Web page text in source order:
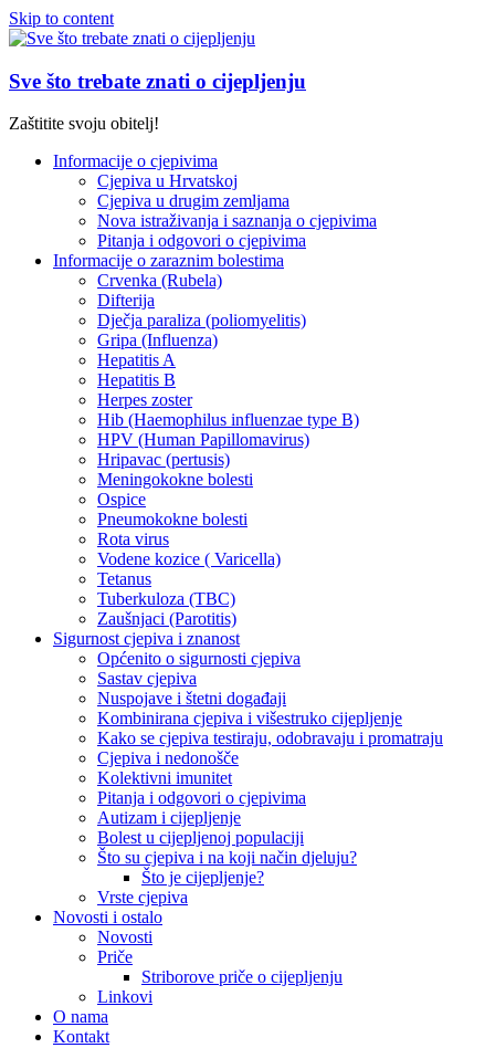
Skip to content
Sve što trebate znati o cijepljenju
Zaštitite svoju obitelj!
Informacije o cjepivima
Cjepiva u Hrvatskoj
Cjepiva u drugim zemljama
Nova istraživanja i saznanja o cjepivima
Pitanja i odgovori o cjepivima
Informacije o zaraznim bolestima
Crvenka (Rubela)
Difterija
Dječja paraliza (poliomyelitis)
Gripa (Influenza)
Hepatitis A
Hepatitis B
Herpes zoster
Hib (Haemophilus influenzae type B)
HPV (Human Papillomavirus)
Hripavac (pertusis)
Meningokokne bolesti
Ospice
Pneumokokne bolesti
Rota virus
Vodene kozice ( Varicella)
Tetanus
Tuberkuloza (TBC)
Zaušnjaci (Parotitis)
Sigurnost cjepiva i znanost
Općenito o sigurnosti cjepiva
Sastav cjepiva
Nuspojave i štetni događaji
Kombinirana cjepiva i višestruko cijepljenje
Kako se cjepiva testiraju, odobravaju i promatraju
Cjepiva i nedonošče
Kolektivni imunitet
Pitanja i odgovori o cjepivima
Autizam i cijepljenje
Bolest u cijepljenoj populaciji
Što su cjepiva i na koji način djeluju?
Što je cijepljenje?
Vrste cjepiva
Novosti i ostalo
Novosti
Priče
Striborove priče o cijepljenju
Linkovi
O nama
Kontakt